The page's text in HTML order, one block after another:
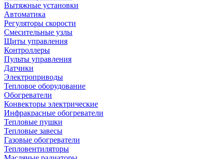
Вытяжные установки
Автоматика
Регуляторы скорости
Смесительные узлы
Щиты управления
Контроллеры
Пульты управления
Датчики
Электроприводы
Тепловое оборудование
Обогреватели
Конвекторы электрические
Инфракрасные обогреватели
Тепловые пушки
Тепловые завесы
Газовые обогреватели
Тепловентиляторы